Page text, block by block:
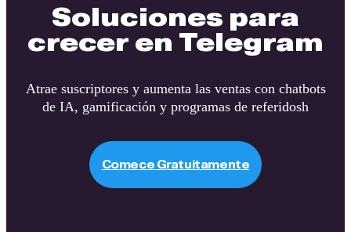
Soluciones para
crecer en Telegram
Atrae suscriptores y aumenta las ventas con chatbots
de IA, gamificación y programas de referidosh
Comece Gratuitamente